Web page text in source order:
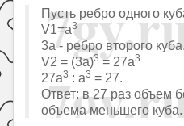
Пусть ребро одного
V1=a3
3a - ребро второго
V2 = (3a)3= 27a3
27a3 : a3 = 27.
Ответ: в 27 раз объем
объема меньшего куба.